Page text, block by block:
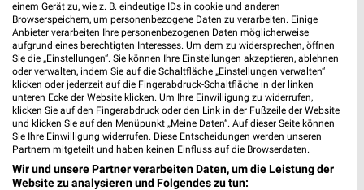
16,2 km
Wohnenpreishits
Gültig bis Fr. 14.08.
16,2 km
Angebote ab 08.08.
Gültig bis Fr. 14.08.
XXXLutz Opti Wohnwelt
einem Gerät zu, wie z. B. eindeutige IDs in cookie und anderen
Browserspeichern, um personenbezogene Daten zu verarbeiten. Einige
Anbieter verarbeiten Ihre personenbezogenen Daten möglicherweise
aufgrund eines berechtigten Interesses. Um dem zu widersprechen, öffnen
Sie die „Einstellungen“. Sie können Ihre Einstellungen akzeptieren, ablehnen
oder verwalten, indem Sie auf die Schaltfläche „Einstellungen verwalten“
klicken oder jederzeit auf die Fingerabdruck-Schaltfläche in der linken
unteren Ecke der Website klicken. Um Ihre Einwilligung zu widerrufen,
klicken Sie auf den Fingerabdruck oder den Link in der Fußzeile der Website
und klicken Sie auf den Menüpunkt „Meine Daten“. Auf dieser Seite können
Sie Ihre Einwilligung widerrufen. Diese Entscheidungen werden unseren
Partnern mitgeteilt und haben keinen Einfluss auf die Browserdaten.
Wir und unsere Partner verarbeiten Daten, um die Leistung der
Website zu analysieren und Folgendes zu tun: